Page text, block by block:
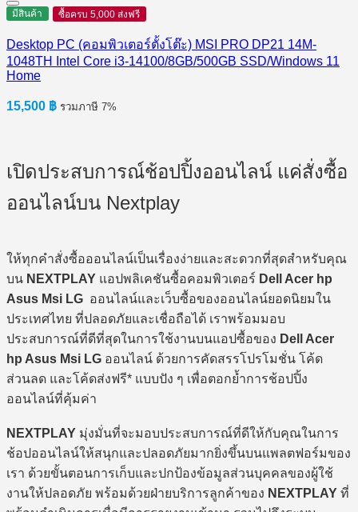
19,900 ฿.18,000 ฿.
มีสินค้า ซื้อครบ 5,000 ส่งฟรี
Desktop PC (คอมพิวเตอร์ตั้งโต๊ะ) MSI PRO DP21 14M-
1048TH Intel Core i3-14100/8GB/500GB SSD/Windows 11
Home
15,500 ฿ รวมภาษี 7%
เปิดประสบการณ์ช้อปปิ้งออนไลน์ แค่สั่งซื้อ
ออนไลน์บน Nextplay
ให้ทุกคำสั่งซื้อออนไลน์เป็นเรื่องง่ายและสะดวกที่สุดสำหรับคุณ
บน NEXTPLAY แอปพลิเคชันซื้อคอมพิวเตอร์ Dell Acer hp
Asus Msi LG ออนไลน์และเว็บซื้อของออนไลน์ยอดนิยมใน
ประเทศไทย ที่ปลอดภัยและเชื่อถือได้ เราพร้อมมอบ
ประสบการณ์ที่ดีที่สุดในการใช้งานบนแอปซื้อของ Dell Acer
hp Asus Msi LG ออนไลน์ ด้วยการคัดสรรโปรโมชั่น โค้ด
ส่วนลด และโค้ดส่งฟรี* แบบปัง ๆ เพื่อตอกย้ำการช้อปปิ้ง
ออนไลน์ที่คุ้มค่า
NEXTPLAY มุ่งมั่นที่จะมอบประสบการณ์ที่ดีให้กับคุณในการ
ช้อปออนไลน์ให้สนุกและปลอดภัยมากยิ่งขึ้นบนแพลตฟอร์มของ
เรา ด้วยขั้นตอนการเก็บและปกป้องข้อมูลส่วนบุคคลของผู้ใช้
งานให้ปลอดภัย พร้อมด้วยฝ่ายบริการลูกค้าของ NEXTPLAY ที่